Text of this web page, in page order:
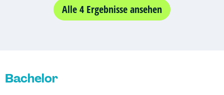
Kunst-Medien-Ästhetische Bildung
Medienkultur
Alle 4 Ergebnisse ansehen
Bachelor